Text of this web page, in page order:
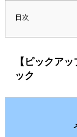
目次
【ピックア
ック